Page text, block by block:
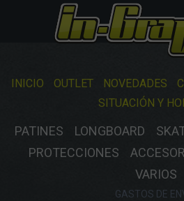
INICIO OUTLET NOVEDADES
SITUACIÓN Y
PATINES LONGBOARD
PROTECCIONES
VARIOS
GASTOS DE